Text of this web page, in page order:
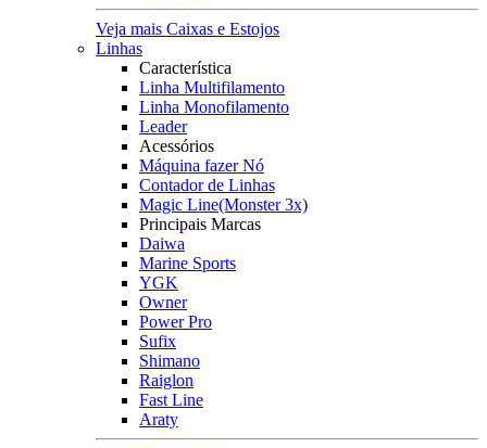
Veja mais Caixas e Estojos
Linhas
Característica
Linha Multifilamento
Linha Monofilamento
Leader
Acessórios
Máquina fazer Nó
Contador de Linhas
Magic Line(Monster 3x)
Principais Marcas
Daiwa
Marine Sports
YGK
Owner
Power Pro
Sufix
Shimano
Raiglon
Fast Line
Araty